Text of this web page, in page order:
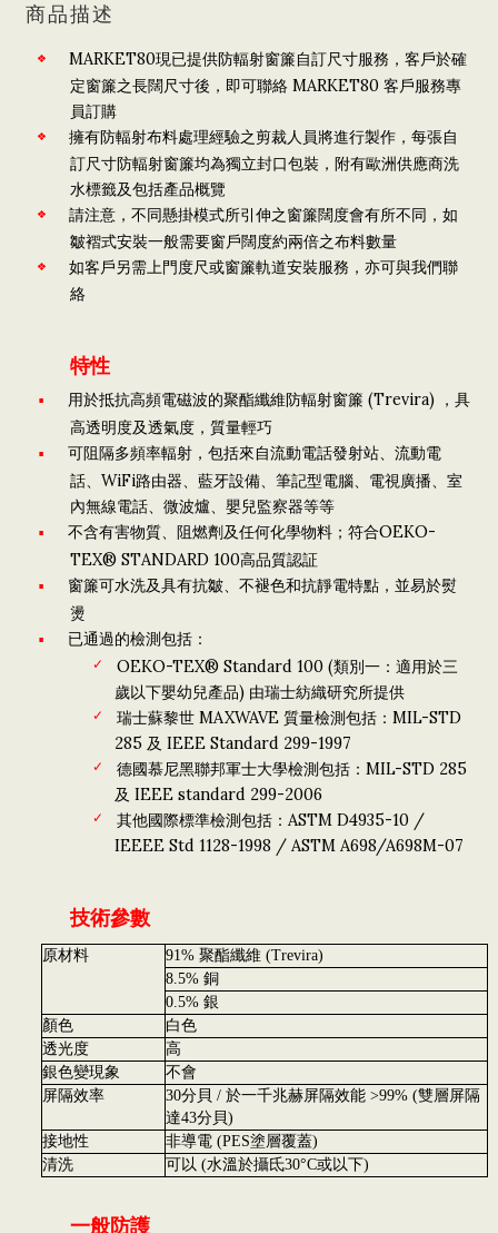
商品描述
MARKET80現已提供防輻射窗簾自訂尺寸服務，客戶於確
定窗簾之長闊尺寸後，即可聯絡 MARKET80 客戶服務專
員訂購
擁有防輻射布料處理經驗之剪裁人員將進行製作，每張自
訂尺寸防輻射窗簾均為獨立封口包裝，附有歐洲供應商洗
水標籤及包括產品概覽
請注意，不同懸掛模式所引伸之窗簾闊度會有所不同，如
皺褶式安裝一般需要窗戶闊度約兩倍之布料數量
如客戶另需上門度尺或窗簾軌道安裝服務，亦可與我們聯
絡
特性
用於抵抗高頻電磁波的聚酯纖維防輻射窗簾 (Trevira) ，具
高透明度及透氣度，質量輕巧
可阻隔多頻率輻射，包括來自流動電話發射站、流動電
話、WiFi路由器、藍牙設備、筆記型電腦、電視廣播、室
內無線電話、微波爐、嬰兒監察器等等
不含有害物質、阻燃劑及任何化學物料；符合OEKO-
TEX® STANDARD 100高品質認証
窗簾可水洗及具有抗皺、不褪色和抗靜電特點，並易於熨
燙
已通過的檢測包括：
OEKO-TEX® Standard 100 (類別一：適用於三
歲以下嬰幼兒產品) 由瑞士紡織研究所提供
瑞士蘇黎世 MAXWAVE 質量檢測包括：MIL-STD
285 及 IEEE Standard 299-1997
德國慕尼黑聯邦軍士大學檢測包括：MIL-STD 285
及 IEEE standard 299-2006
其他國際標準檢測包括：ASTM D4935-10 /
IEEEE Std 1128-1998 / ASTM A698/A698M-07
技術參數
原材料
91% 聚酯纖維 (Trevira)
8.5% 銅
0.5% 銀
顏色
白色
透光度
高
銀色變現象
不會
屏隔效率
30分貝 / 於一千兆赫屏隔效能 >99% (雙層屏隔
達43分貝)
接地性
非導電 (PES塗層覆蓋)
清洗
可以 (水溫於攝氐30°C或以下)
一般防護